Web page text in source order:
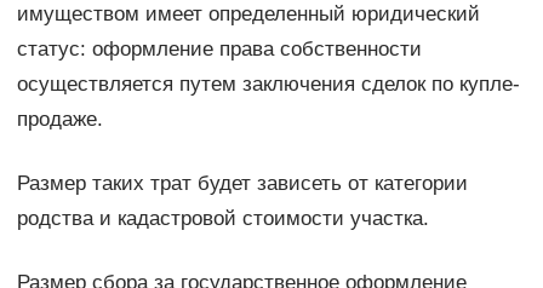
имуществом имеет определенный юридический
статус: оформление права собственности
осуществляется путем заключения сделок по купле-
продаже.
Размер таких трат будет зависеть от категории
родства и кадастровой стоимости участка.
Размер сбора за государственное оформление